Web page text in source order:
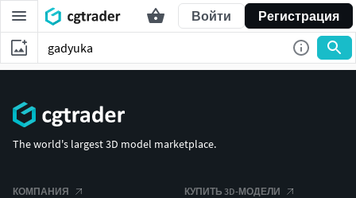
Войти Регистрация
The world's largest 3D model marketplace.
КОМПАНИЯ КУПИТЬ 3D-МОДЕЛИ